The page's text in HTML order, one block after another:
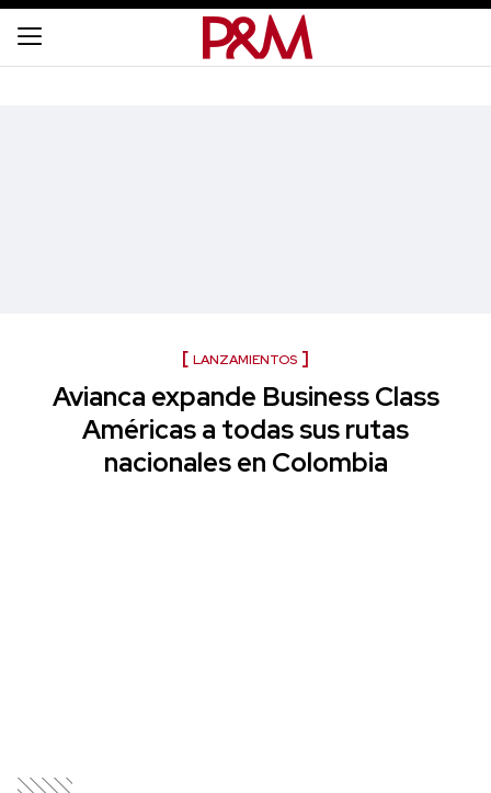
LANZAMIENTOS
Avianca expande Business Class
Américas a todas sus rutas
nacionales en Colombia